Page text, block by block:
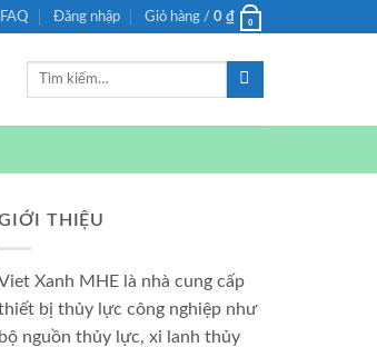
FAQ Đăng nhập Giỏ hàng / 0 ₫ 0
Tìm
THIỆU
Xanh MHE là nhà cung cấp
bị thủy lực công nghiệp như
bộ nguồn thủy lực, xi lanh thủy